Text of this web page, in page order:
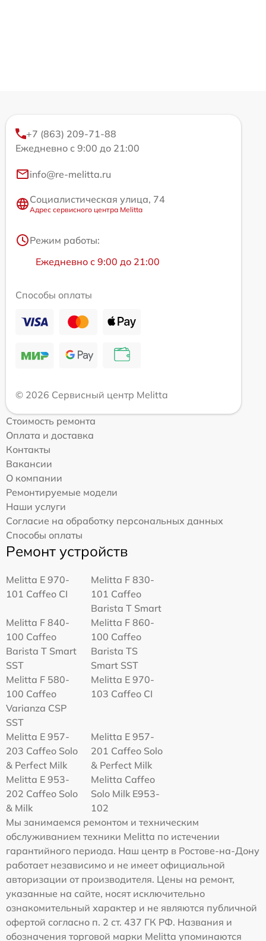
+7 (863) 209-71-88
Ежедневно с 9:00 до 21:00
info@re-melitta.ru
Социалистическая улица, 74
Адрес сервисного центра Melitta
Режим работы:
Ежедневно с 9:00 до 21:00
Способы оплаты
© 2026 Сервисный центр Melitta
Стоимость ремонта
Оплата и доставка
Контакты
Вакансии
О компании
Ремонтируемые модели
Наши услуги
Согласие на обработку персональных данных
Способы оплаты
Ремонт устройств
Melitta Е 970-
101 Caffeo CI
Melitta F 830-
101 Caffeo
Barista T Smart
Melitta F 840-
100 Caffeo
Barista T Smart
SST
Melitta F 860-
100 Caffeo
Barista TS
Smart SST
Melitta F 580-
100 Caffeo
Varianza CSP
SST
Melitta Е 970-
103 Caffeo CI
Melitta E 957-
203 Caffeo Solo
& Perfect Milk
Melitta E 957-
201 Caffeo Solo
& Perfect Milk
Melitta Е 953-
202 Caffeo Solo
& Milk
Melitta Caffeo
Solo Milk E953-
102
Мы занимаемся ремонтом и техническим
обслуживанием техники Melitta по истечении
гарантийного периода. Наш центр в Ростове-на-Дону
работает независимо и не имеет официальной
авторизации от производителя. Цены на ремонт,
указанные на сайте, носят исключительно
ознакомительный характер и не являются публичной
офертой согласно п. 2 ст. 437 ГК РФ. Названия и
обозначения торговой марки Melitta упоминаются